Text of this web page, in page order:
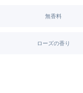
無香料
ローズの香り